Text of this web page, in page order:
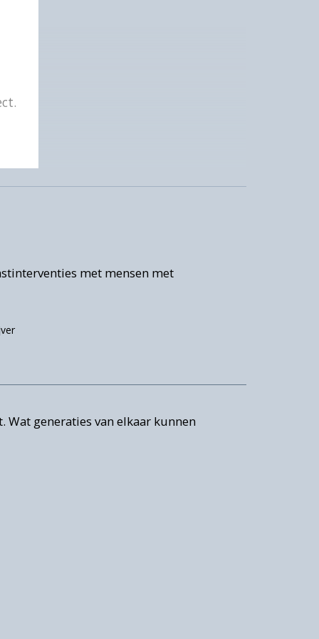
met mensen met
Wat generaties van elkaar kunnen